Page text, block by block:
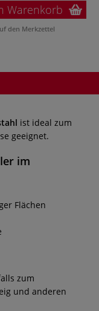
Warenkorb
den Merkzettel
ist ideal zum
geeignet.
im
Flächen
zum
und anderen